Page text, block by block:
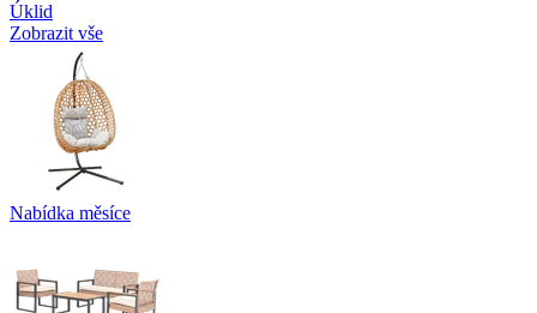
Úklid
Zobrazit vše
Nabídka měsíce